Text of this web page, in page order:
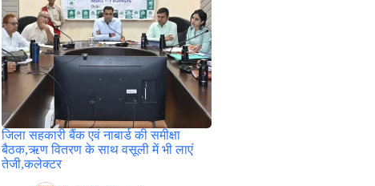
जिला सहकारी बैंक एवं नाबार्ड की समीक्षा
बैठक,ऋण वितरण के साथ वसूली में भी लाएं
तेजी,कलेक्टर